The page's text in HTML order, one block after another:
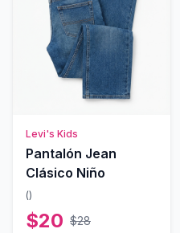
Levi's Kids
Pantalón Jean
Clásico Niño
()
$20 $28